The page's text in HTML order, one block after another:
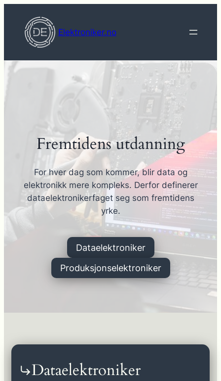
innhold
Elektroniker.no
Fremtidens utdanning
For hver dag som kommer, blir data og
elektronikk mere kompleks. Derfor definerer
dataelektronikerfaget seg som fremtidens
yrke.
Dataelektroniker
Produksjonselektroniker
Dataelektroniker